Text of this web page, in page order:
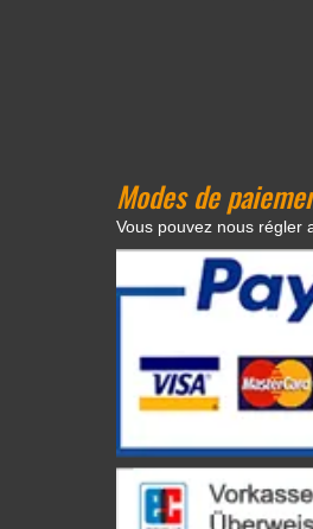
Modes de
Vous pouvez nous régler